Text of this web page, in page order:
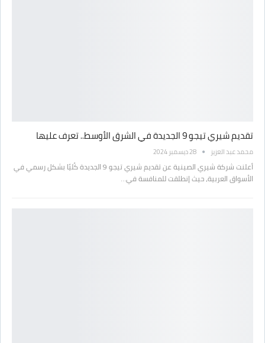
تقديم شيري تيجو 9 الجديدة في الشرق الأوسط.. تعرف عليها
محمد عبد العزيز 28 ديسمبر 2024
أعلنت شركة شيري الصينية عن تقديم شيري تيجو 9 الجديدة كُليًا بشكل رسمي في
الأسواق العربية، حيث إنطلقت للمنافسة في…